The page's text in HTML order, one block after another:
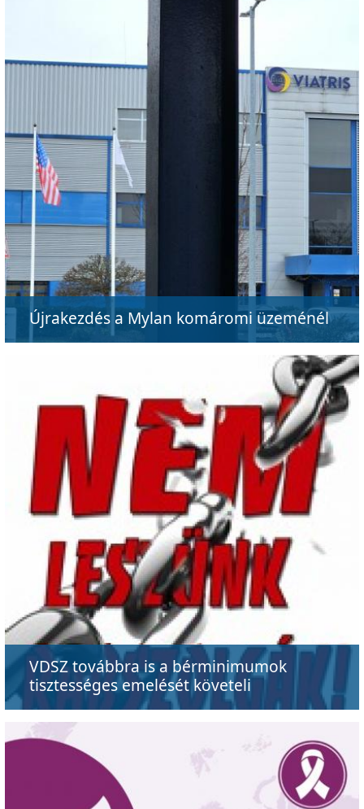
Újrakezdés a Mylan komáromi üzeménél
VDSZ továbbra is a bérminimumok
tisztességes emelését követeli